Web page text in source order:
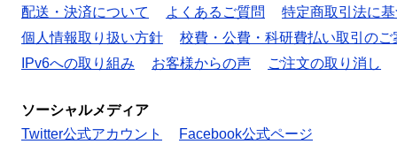
配送・決済について
よくあるご質問
特定商取引法に
個人情報取り扱い方針
校費・公費・科研費払い取引のご
IPv6への取り組み
お客様からの声 ご注文の取り消し
ソーシャルメディア
Twitter公式アカウント
Facebook公式ページ